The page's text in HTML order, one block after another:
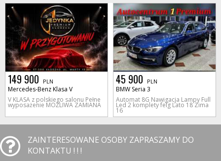
149 900 PLN
Mercedes-Benz Klasa V
V KLASA z polskiego salonu Pełne
wyposażenie MOŻLIWA ZAMIANA
45 900 PLN
BMW Seria 3
Automat 8G Nawigacja Lampy Full
Led 2 komplety felg Lato 18 Zima
16
ZAINTERESOWANE OSOBY ZAPRASZAMY DO
KONTAKTU ! ! !